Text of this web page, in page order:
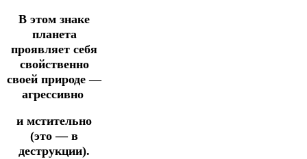
В этом знаке
планета
проявляет себя
свойственно
своей природе —
агрессивно
и мстительно
(это — в
деструкции).